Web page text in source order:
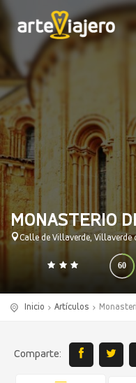
MONASTERIO
Calle de Villaverde, Villaverde
60
0
Inicio Artículos
Comparte: